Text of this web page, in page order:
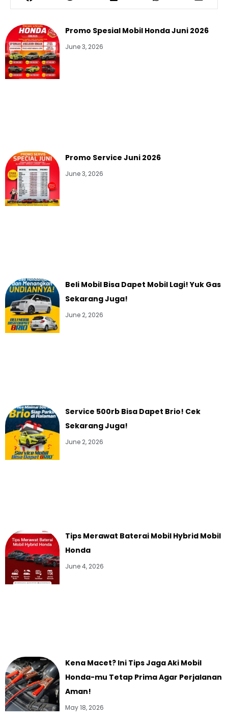
Promo Spesial Mobil Honda Juni 2026
June 3, 2026
Promo Service Juni 2026
June 3, 2026
Beli Mobil Bisa Dapet Mobil Lagi! Yuk Gas
Sekarang Juga!
June 2, 2026
Service 500rb Bisa Dapet Brio! Cek
Sekarang Juga!
June 2, 2026
Tips Merawat Baterai Mobil Hybrid Mobil
Honda
June 4, 2026
Kena Macet? Ini Tips Jaga Aki Mobil
Honda-mu Tetap Prima Agar Perjalanan
Aman!
May 18, 2026